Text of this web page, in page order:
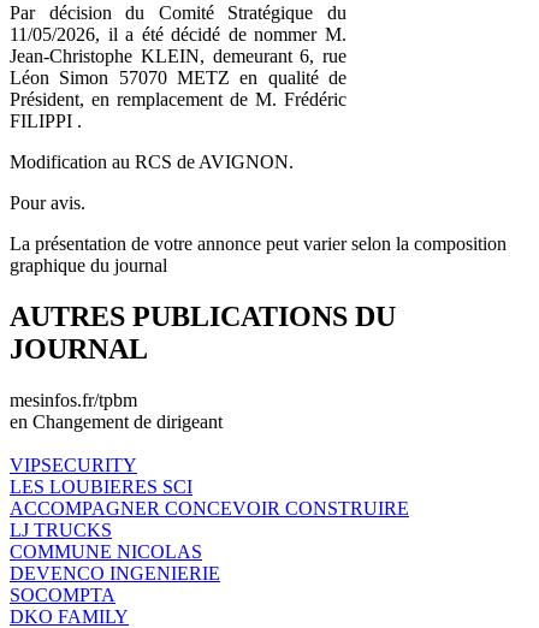
Par décision du Comité Stratégique du
11/05/2026, il a été décidé de nommer M.
Jean-Christophe KLEIN, demeurant 6, rue
Léon Simon 57070 METZ en qualité de
Président, en remplacement de M. Frédéric
FILIPPI .
Modification au RCS de AVIGNON.
Pour avis.
La présentation de votre annonce peut varier selon la composition
graphique du journal
AUTRES PUBLICATIONS DU
JOURNAL
mesinfos.fr/tpbm
en Changement de dirigeant
VIPSECURITY
LES LOUBIERES SCI
ACCOMPAGNER CONCEVOIR CONSTRUIRE
LJ TRUCKS
COMMUNE NICOLAS
DEVENCO INGENIERIE
SOCOMPTA
DKO FAMILY